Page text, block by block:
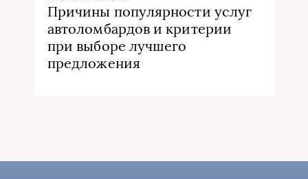
Причины популярности услуг
автоломбардов и критерии
при выборе лучшего
предложения